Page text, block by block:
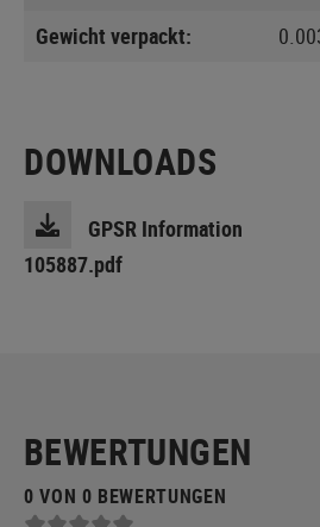
Gewicht verpackt:
DOWNLOADS
GPSR Information
105887.pdf
BEWERTUNGEN
0 VON 0 BEWERTUNGEN